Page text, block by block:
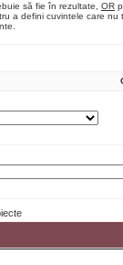
să fie în rezultate, OR
a defini cuvintele care nu